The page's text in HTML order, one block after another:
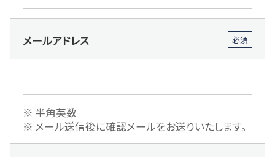
メールアドレス 必須
半角英数
メール送信後に確認メールをお送りいたします。